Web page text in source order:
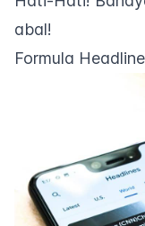
abal!
Formula